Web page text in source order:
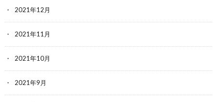
2021年12月
2021年11月
2021年10月
2021年9月